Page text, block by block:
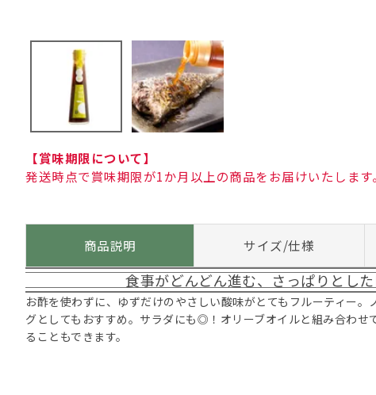
【賞味期限について】
発送時点で賞味期限が1か月以上の商品をお届けいたします。
商品説明 サイズ/仕様
食事がどんどん進む、さっぱりとし
お酢を使わずに、ゆずだけのやさしい酸味がとてもフルーティー。
グとしてもおすすめ。サラダにも◎！オリーブオイルと組み合わせ
ることもできます。